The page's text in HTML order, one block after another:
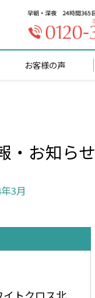
お客様の声
・ お知らせ
3月